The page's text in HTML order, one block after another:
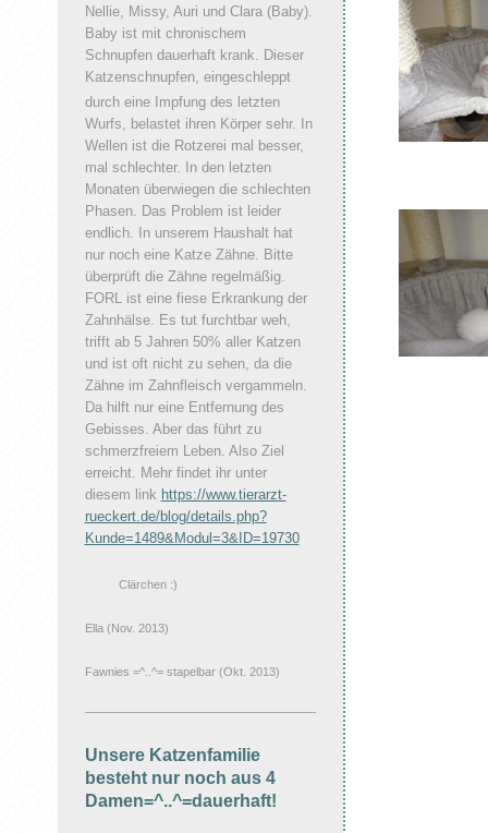
Nellie, Missy, Auri und Clara (Baby).
Baby ist mit chronischem
Schnupfen dauerhaft krank. Dieser
Katzenschnupfen, eingeschleppt
durch eine Impfung des letzten
Wurfs, belastet ihren Körper sehr. In
Wellen ist die Rotzerei mal besser,
mal schlechter. In den letzten
Monaten überwiegen die schlechten
Phasen. Das Problem ist leider
endlich. In unserem Haushalt hat
nur noch eine Katze Zähne. Bitte
überprüft die Zähne regelmäßig.
FORL ist eine fiese Erkrankung der
Zahnhälse. Es tut furchtbar weh,
trifft ab 5 Jahren 50% aller Katzen
und ist oft nicht zu sehen, da die
Zähne im Zahnfleisch vergammeln.
Da hilft nur eine Entfernung des
Gebisses. Aber das führt zu
schmerzfreiem Leben. Also Ziel
erreicht. Mehr findet ihr unter
diesem link https://www.tierarzt-
rueckert.de/blog/details.php?
Kunde=1489&Modul=3&ID=19730
Clärchen :)
Ella (Nov. 2013)
Fawnies =^..^= stapelbar (Okt. 2013)
Unsere Katzenfamilie
besteht nur noch aus 4
Damen=^..^=dauerhaft!